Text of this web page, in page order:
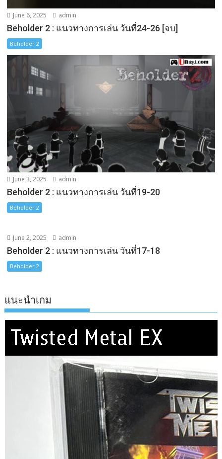
June 6, 2025 admin
Beholder 2 : แนวทางการเล่น วันที่24-26 [จบ]
Beholder 2
June 3, 2025 admin
Beholder 2 : แนวทางการเล่น วันที่19-20
Beholder 2
June 2, 2025 admin
Beholder 2 : แนวทางการเล่น วันที่17-18
Beholder 2
แนะนำเกม